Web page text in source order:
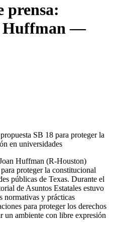
prensa:
Huffman —
SB 18 para proteger la
en universidades
Huffman (R-Houston)
proteger la constitucional
públicas de Texas. Durante el
de Asuntos Estatales estuvo
normativas y prácticas
para proteger los derechos
un ambiente con libre expresión